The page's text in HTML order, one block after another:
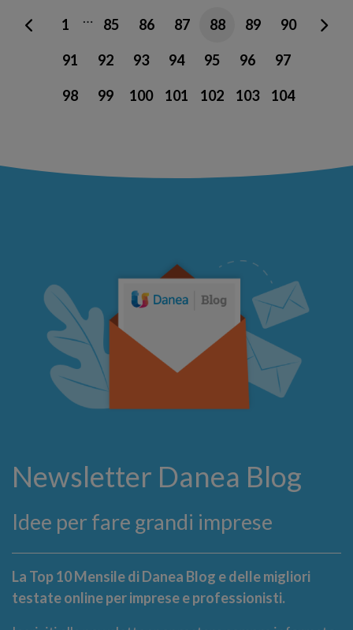
1 … 85 86 87 88 89 90
91 92 93 94 95 96 97
98 99 100 101 102 103 104
Newsletter Danea Blog
Idee per fare grandi imprese
La Top 10 Mensile di Danea Blog e delle migliori
testate online per imprese e professionisti.